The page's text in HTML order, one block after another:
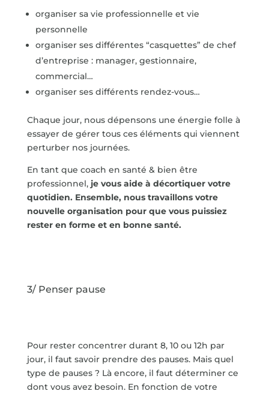
organiser sa vie professionnelle et vie
personnelle
organiser ses différentes “casquettes” de chef
d’entreprise : manager, gestionnaire,
commercial…
organiser ses différents rendez-vous…
Chaque jour, nous dépensons une énergie folle à
essayer de gérer tous ces éléments qui viennent
perturber nos journées.
En tant que coach en santé & bien être
professionnel, je vous aide à décortiquer votre
quotidien. Ensemble, nous travaillons votre
nouvelle organisation pour que vous puissiez
rester en forme et en bonne santé.
3/ Penser pause
Pour rester concentrer durant 8, 10 ou 12h par
jour, il faut savoir prendre des pauses. Mais quel
type de pauses ? Là encore, il faut déterminer ce
dont vous avez besoin. En fonction de votre